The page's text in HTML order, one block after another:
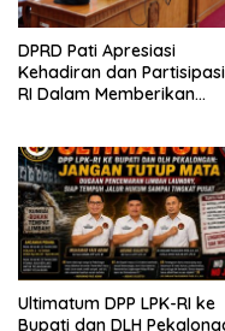
DPRD Pati Apresiasi
Kehadiran dan Partisipasi
RI Dalam Memberikan
Ultimatum DPP LPK-RI ke
Bupati dan DLH